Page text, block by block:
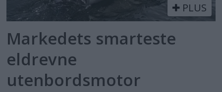
PLUS
Markedets smarteste
eldrevne
utenbordsmotor